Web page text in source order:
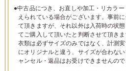
●中古品につき、お直しや加工・リカラ
えられている場合がございます。事前
て頂きますが、それ以外は入荷時の状
てご購入して頂いたと判断させて頂きま
衣類は必ずサイズのみではなく、計測
にオリジナルと違う、サイズが合わな
ャンセル・返品はお受けできませんので